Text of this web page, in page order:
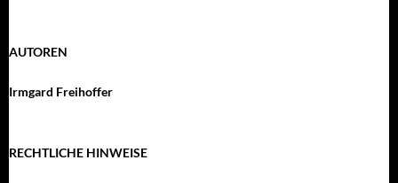
AUTOREN
Irmgard Freihoffer
RECHTLICHE HINWEISE